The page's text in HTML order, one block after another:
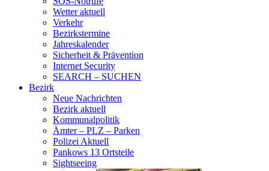
Wetter aktuell
Verkehr
Bezirkstermine
Jahreskalender
Sicherheit & Prävention
Internet Security
SEARCH – SUCHEN
Bezirk
Neue Nachrichten
Bezirk aktuell
Kommunalpolitik
Ämter – PLZ – Parken
Polizei Aktuell
Pankows 13 Ortsteile
Sightseeing